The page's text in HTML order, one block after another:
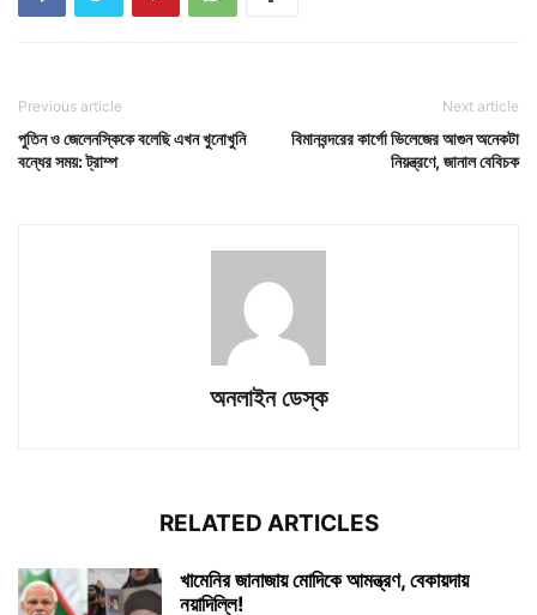
Previous article
পুতিন ও জেলেনস্কিকে বলেছি এখন খুনোখুনি
বন্ধের সময়: ট্রাম্প
Next article
বিমানবন্দরের কার্গো ভিলেজের আগুন অনেকটা
নিয়ন্ত্রণে, জানাল বেবিচক
অনলাইন ডেস্ক
RELATED ARTICLES
খামেনির জানাজায় মোদিকে আমন্ত্রণ, বেকায়দায়
নয়াদিল্লি!